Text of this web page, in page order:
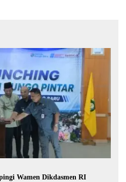
Wamen Dikdasmen RI